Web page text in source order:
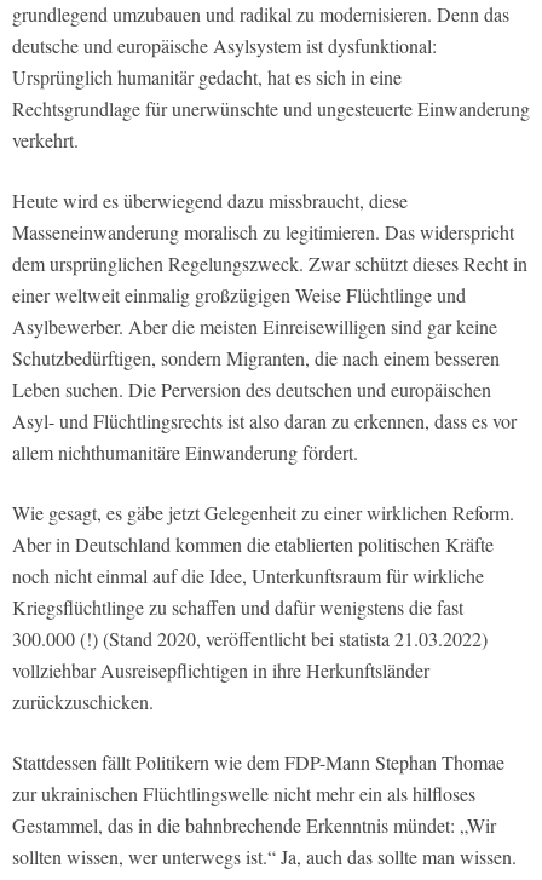
grundlegend umzubauen und radikal zu modernisieren. Denn das
deutsche und europäische Asylsystem ist dysfunktional:
Ursprünglich humanitär gedacht, hat es sich in eine
Rechtsgrundlage für unerwünschte und ungesteuerte Einwanderung
verkehrt.
Heute wird es überwiegend dazu missbraucht, diese
Masseneinwanderung moralisch zu legitimieren. Das widerspricht
dem ursprünglichen Regelungszweck. Zwar schützt dieses Recht in
einer weltweit einmalig großzügigen Weise Flüchtlinge und
Asylbewerber. Aber die meisten Einreisewilligen sind gar keine
Schutzbedürftigen, sondern Migranten, die nach einem besseren
Leben suchen. Die Perversion des deutschen und europäischen
Asyl- und Flüchtlingsrechts ist also daran zu erkennen, dass es vor
allem nichthumanitäre Einwanderung fördert.
Wie gesagt, es gäbe jetzt Gelegenheit zu einer wirklichen Reform.
Aber in Deutschland kommen die etablierten politischen Kräfte
noch nicht einmal auf die Idee, Unterkunftsraum für wirkliche
Kriegsflüchtlinge zu schaffen und dafür wenigstens die fast
300.000 (!) (Stand 2020, veröffentlicht bei statista 21.03.2022)
vollziehbar Ausreisepflichtigen in ihre Herkunftsländer
zurückzuschicken.
Stattdessen fällt Politikern wie dem FDP-Mann Stephan Thomae
zur ukrainischen Flüchtlingswelle nicht mehr ein als hilfloses
Gestammel, das in die bahnbrechende Erkenntnis mündet: „Wir
sollten wissen, wer unterwegs ist.“ Ja, auch das sollte man wissen.